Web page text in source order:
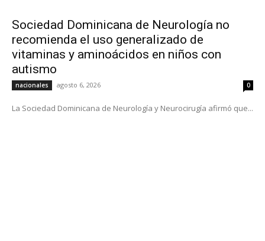
Sociedad Dominicana de Neurología no
recomienda el uso generalizado de
vitaminas y aminoácidos en niños con
autismo
nacionales agosto 6, 2026 0
La Sociedad Dominicana de Neurología y Neurocirugía afirmó que...